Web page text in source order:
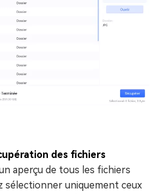
des fichiers
aperçu de tous les fichiers
sélectionner uniquement ceux